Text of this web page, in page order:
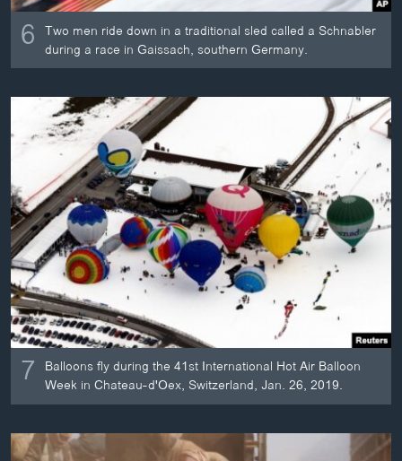
6 Two men ride down in a traditional sled called a Schnabler
during a race in Gaissach, southern Germany.
7 Balloons fly during the 41st International Hot Air Balloon
Week in Chateau-d'Oex, Switzerland, Jan. 26, 2019.